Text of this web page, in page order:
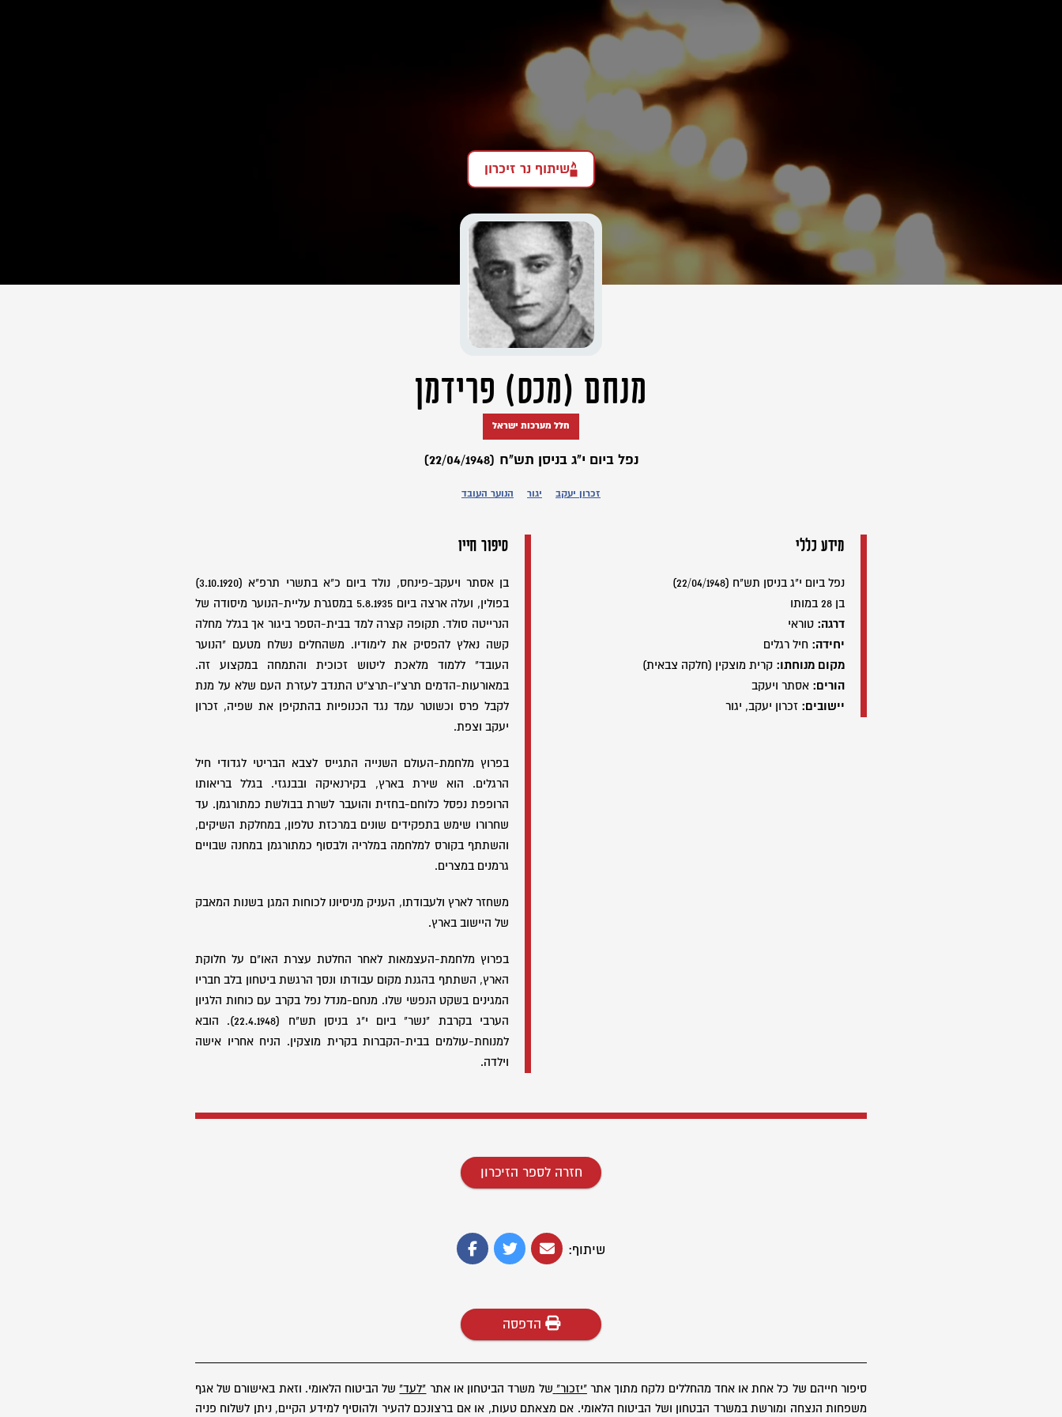
שיתוף נר זיכרון
מנחם (מכס) פרידמן
חלל מערכות ישראל
נפל ביום י"ג בניסן תש"ח (22/04/1948)
זכרון יעקב יגור הנוער העובד
מידע כללי
נפל ביום י"ג בניסן תש"ח (22/04/1948)
בן 28 במותו
דרגה: טוראי
יחידה: חיל רגלים
מקום מנוחתו: קרית מוצקין (חלקה צבאית)
הורים: אסתר ויעקב
יישובים: זכרון יעקב, יגור
סיפור חייו
בן אסתר ויעקב-פינחס, נולד ביום כ"א בתשרי תרפ"א (3.10.1920)
בפולין, ועלה ארצה ביום 5.8.1935 במסגרת עליית-הנוער מיסודה של
הנרייטה סולד. תקופה קצרה למד בבית-הספר ביגור אך בגלל מחלה
קשה נאלץ להפסיק את לימודיו. משהחלים נשלח מטעם "הנוער
העובד" ללמוד מלאכת ליטוש זכוכית והתמחה במקצוע זה.
במאורעות-הדמים תרצ"ו-תרצ"ט התנדב לעזרת העם שלא על מנת
לקבל פרס וכשוטר עמד נגד הכנופיות בהתקיפן את שפיה, זכרון
יעקב וצפת.
בפרוץ מלחמת-העולם השנייה התגייס לצבא הבריטי לגדודי חיל
הרגלים. הוא שירת בארץ, בקירנאיקה ובבנגזי. בגלל בריאותו
הרופפת נפסל כלוחם-בחזית והועבר לשרת בבולשת כמתורגמן. עד
שחרורו שימש בתפקידים שונים במרכזת טלפון, במחלקת השיקים,
והשתתף בקורס למלחמה במלריה ולבסוף כמתורגמן במחנה שבויים
גרמנים במצרים.
משחזר לארץ ולעבודתו, העניק מניסיונו לכוחות המגן בשנות המאבק
של היישוב בארץ.
בפרוץ מלחמת-העצמאות לאחר החלטת עצרת האו"ם על חלוקת
הארץ, השתתף בהגנת מקום עבודתו ונסך הרגשת ביטחון בלב חבריו
המגינים בשקט הנפשי שלו. מנחם-מנדל נפל בקרב עם כוחות הלגיון
הערבי בקרבת "נשר" ביום י"ג בניסן תש"ח (22.4.1948). הובא
למנוחת-עולמים בבית-הקברות בקרית מוצקין. הניח אחריו אישה
וילדה.
חזרה לספר הזיכרון
שיתוף:
הדפסה
סיפור חייהם של כל אחת או אחד מהחללים נלקח מתוך אתר"יזכור" של משרד הביטחון או אתר "לעד"של הביטוח הלאומי. וזאת באישורם של אגף
משפחות הנצחה ומורשת במשרד הבטחון ושל הביטוח הלאומי. אם מצאתם טעות, או אם ברצונכם להעיר ולהוסיף למידע הקיים, ניתן לשלוח פניה